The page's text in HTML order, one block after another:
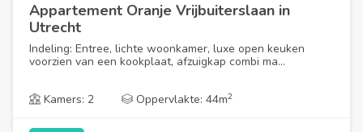
Appartement Oranje Vrijbuiterslaan in
Utrecht
Indeling: Entree, lichte woonkamer, luxe open keuken
voorzien van een kookplaat, afzuigkap combi ma...
Kamers: 2 Oppervlakte: 44m2